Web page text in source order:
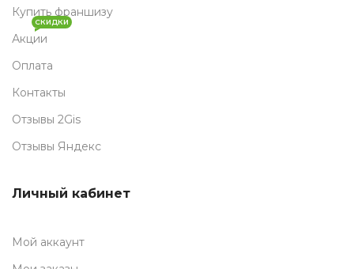
Купить франшизу
Акции
СКИДКИ
Оплата
Контакты
Отзывы 2Gis
Отзывы Яндекс
Личный кабинет
Мой аккаунт